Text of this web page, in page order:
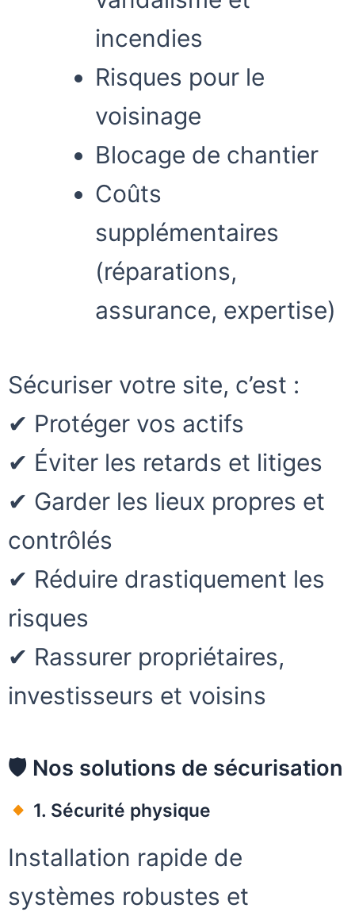
incendies
Risques pour le
voisinage
Blocage de chantier
Coûts
supplémentaires
(réparations,
assurance, expertise)
Sécuriser votre site, c’est :
✔ Protéger vos actifs
✔ Éviter les retards et litiges
✔ Garder les lieux propres et
contrôlés
✔ Réduire drastiquement les
risques
✔ Rassurer propriétaires,
investisseurs et voisins
🛡 Nos solutions de sécurisation
1. Sécurité physique
Installation rapide de
systèmes robustes et